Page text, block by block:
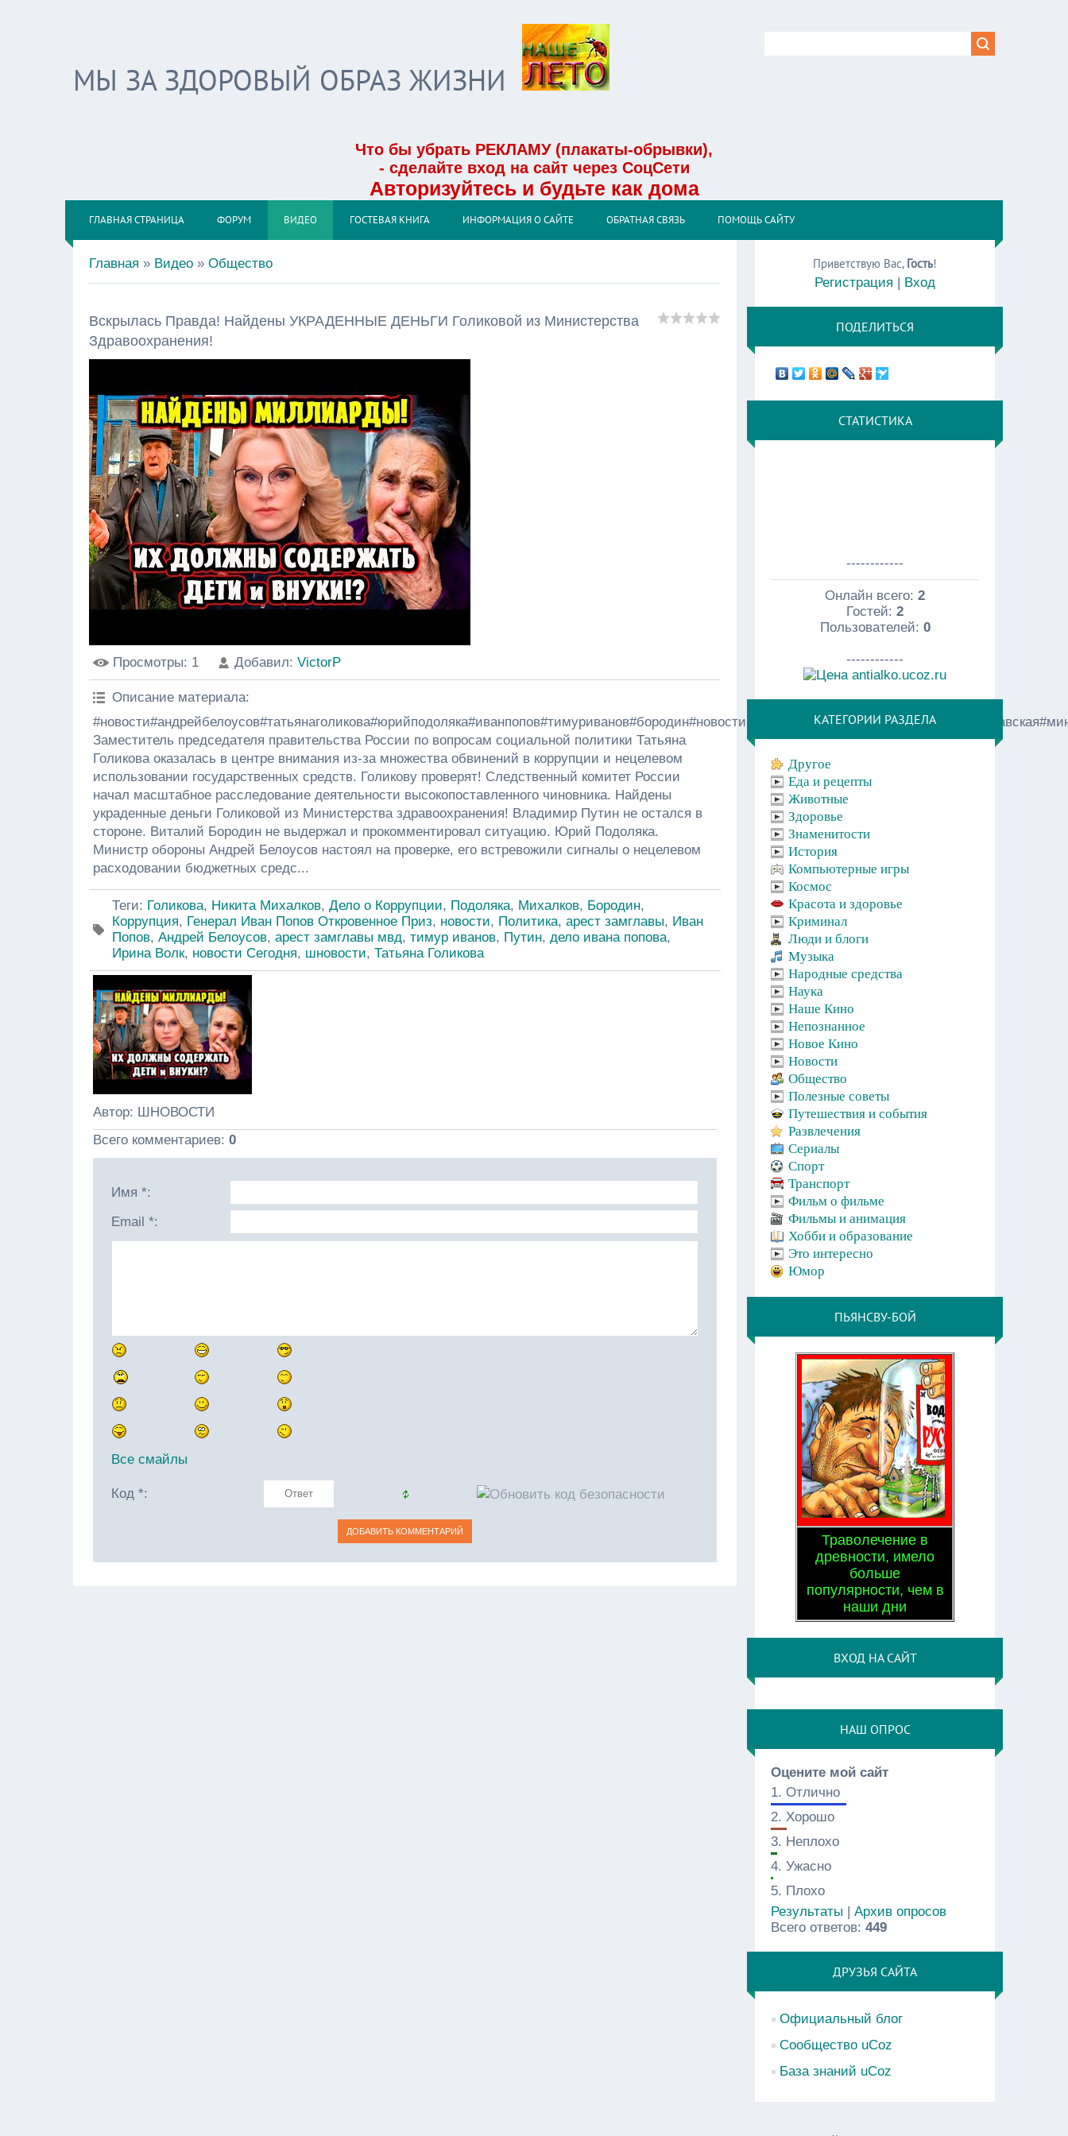
МЫ ЗА ЗДОРОВЫЙ ОБРАЗ ЖИЗНИ
Что бы убрать РЕКЛАМУ (плакаты-обрывки),
- сделайте вход на сайт через СоцСети
Авторизуйтесь и будьте как дома
ГЛАВНАЯ СТРАНИЦА ФОРУМ ВИДЕО ГОСТЕВАЯ КНИГА ИНФОРМАЦИЯ О САЙТЕ ОБРАТНАЯ СВЯЗЬ ПОМОЩЬ САЙТУ
Главная » Видео » Общество
Вскрылась Правда! Найдены УКРАДЕННЫЕ ДЕНЬГИ Голиковой из Министерства
Здравоохранения!
Просмотры: 1 Добавил: VictorP
Описание материала:
Заместитель председателя правительства России по вопросам социальной политики Татьяна
Голикова оказалась в центре внимания из-за множества обвинений в коррупции и нецелевом
использовании государственных средств. Голикову проверят! Следственный комитет России
начал масштабное расследование деятельности высокопоставленного чиновника. Найдены
украденные деньги Голиковой из Министерства здравоохранения! Владимир Путин не остался в
стороне. Виталий Бородин не выдержал и прокомментировал ситуацию. Юрий Подоляка.
Министр обороны Андрей Белоусов настоял на проверке, его встревожили сигналы о нецелевом
расходовании бюджетных средс...
Теги: Голикова, Никита Михалков, Дело о Коррупции, Подоляка, Михалков, Бородин,
Коррупция, Генерал Иван Попов Откровенное Приз, новости, Политика, арест замглавы, Иван
Попов, Андрей Белоусов, арест замглавы мвд, тимур иванов, Путин, дело ивана попова,
Ирина Волк, новости Сегодня, шновости, Татьяна Голикова
Автор: ШНОВОСТИ
Всего комментариев: 0
Имя *:
Email *:
Все смайлы
Код *:
Приветствую Вас, Гость!
Регистрация | Вход
ПОДЕЛИТЬСЯ
СТАТИСТИКА
------------
Онлайн всего:2
Гостей:2
Пользователей: 0
------------
КАТЕГОРИИ РАЗДЕЛА
Другое
Еда и рецепты
Животные
Здоровье
Знаменитости
История
Компьютерные игры
Космос
Красота и здоровье
Криминал
Люди и блоги
Музыка
Народные средства
Наука
Наше Кино
Непознанное
Новое Кино
Новости
Общество
Полезные советы
Путешествия и события
Развлечения
Сериалы
Спорт
Транспорт
Фильм о фильме
Фильмы и анимация
Хобби и образование
Это интересно
Юмор
ПЬЯНСВУ-БОЙ
Траволечение в
древности, имело
больше
популярности, чем в
наши дни
ВХОД НА САЙТ
НАШ ОПРОС
Оцените мой сайт
1.Отлично
2.Хорошо
3. Неплохо
4.Ужасно
5. Плохо
Результаты |Архив опросов
Всего ответов:449
ДРУЗЬЯ САЙТА
Официальный блог
Сообщество uCoz
База знаний uCoz